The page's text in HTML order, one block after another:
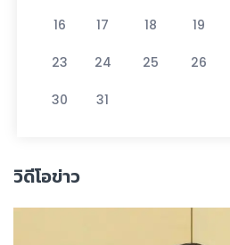
16 17 18 19
23 24 25 26
30 31
วิดีโอข่าว